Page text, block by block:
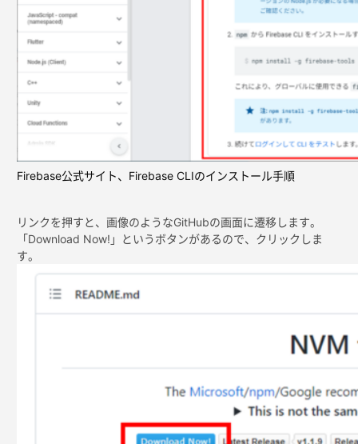
Firebase公式サイト、Firebase CLIのインストール手順
リンクを押すと、画像のようなGitHubの画面に遷移します。
「Download Now!」というボタンがあるので、クリックしま
す。